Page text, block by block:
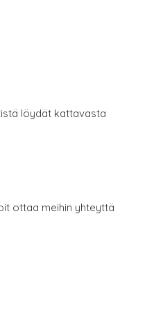
löydät kattavasta
ottaa meihin yhteyttä